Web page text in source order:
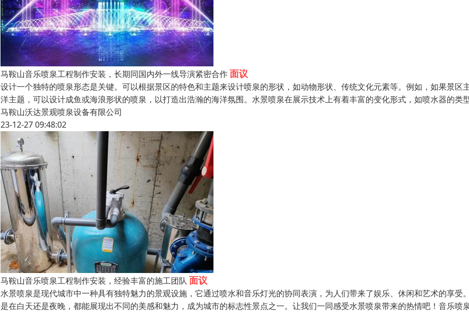
马鞍山音乐喷泉工程制作安装，长期同国内外一线导演紧密合作面议
设计一个独特的喷泉形态是关键。可以根据景区的特色和主题来设计喷泉的形状，如动物形状、传统文化元素等。例如，如果景区
洋主题，可以设计成鱼或海浪形状的喷泉，以打造出浩瀚的海洋氛围。水景喷泉在展示技术上有着丰富的变化形式，如喷水器的类
马鞍山沃达景观喷泉设备有限公司
23-12-27 09:48:02
马鞍山音乐喷泉工程制作安装，经验丰富的施工团队 面议
水景喷泉是现代城市中一种具有独特魅力的景观设施，它通过喷水和音乐灯光的协同表演，为人们带来了娱乐、休闲和艺术的享受
是在白天还是夜晚，都能展现出不同的美感和魅力，成为城市的标志性景点之一。让我们一同感受水景喷泉带来的热情吧！音乐喷